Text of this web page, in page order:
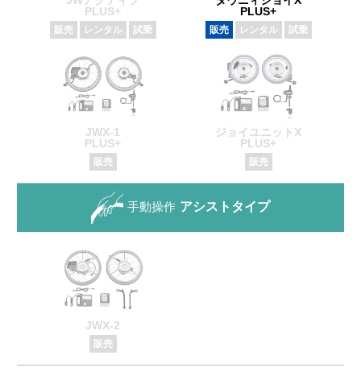
PLUS+
販売 レンタル 試乗
PLUS+
販売 レンタル 試乗
JWX-1
PLUS+
販売
ジョイユニットX
PLUS+
販売
手動操作 アシストタイプ
JWX-2
販売